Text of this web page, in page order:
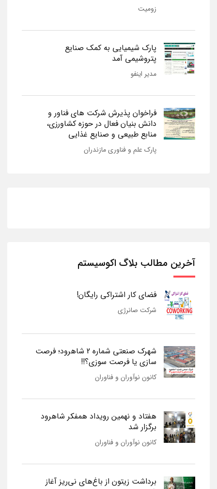
زومیت
پارک شیمیایی به کمک صنایع
پتروشیمی آمد
مدیر اینفو
فراخوان پذیرش شرکت های فناور و
دانش بنیان فعال در حوزه کشاورزی،
منابع طبیعی و صنایع غذایی
پارک علم و فناوری مازندران
آخرین مطالب بلاگ اکوسیستم
فضای کار اشتراکی رایگان!
شرکت صانرژی
شهرک صنعتی شماره 2 شاهرود؛ فرصت
سازی یا فرصت سوزی؟!!
کانون نوآوران و فناوران
هفتاد و نهمین رویداد همفکر شاهرود
برگزار شد
کانون نوآوران و فناوران
برداشت زیتون از باغ‌های نی‌ریز آغاز